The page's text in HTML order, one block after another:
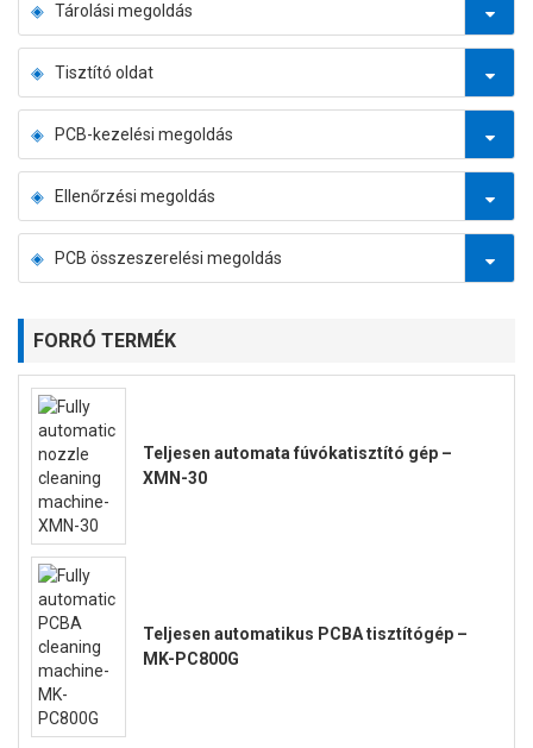
Tárolási megoldás
Tisztító oldat
PCB-kezelési megoldás
Ellenőrzési megoldás
PCB összeszerelési megoldás
FORRÓ TERMÉK
Teljesen automata fúvókatisztító gép –
XMN-30
Teljesen automatikus PCBA tisztítógép –
MK-PC800G